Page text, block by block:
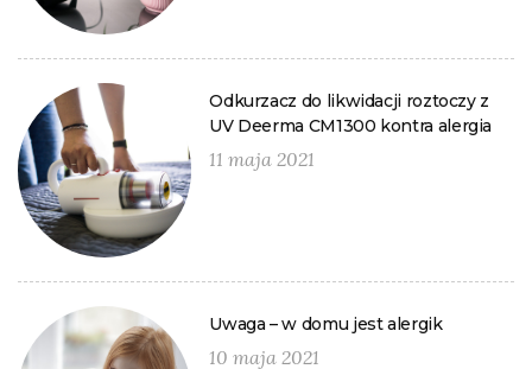
Odkurzacz do likwidacji roztoczy z
UV Deerma CM1300 kontra alergia
11 maja 2021
Uwaga – w domu jest alergik
10 maja 2021